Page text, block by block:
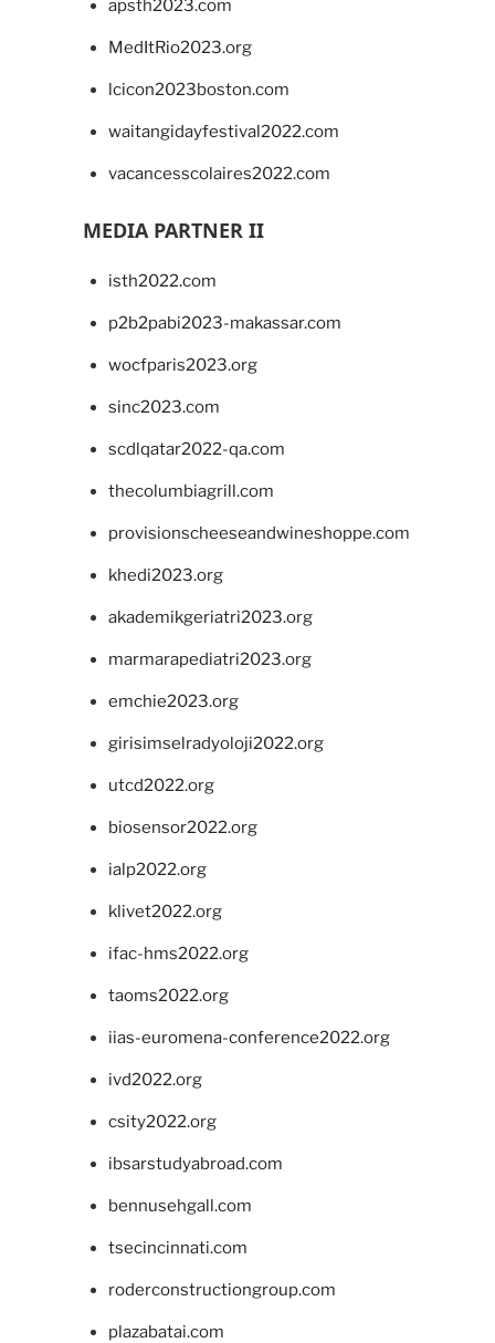
apsth2023.com
MedItRio2023.org
lcicon2023boston.com
waitangidayfestival2022.com
vacancesscolaires2022.com
MEDIA PARTNER II
isth2022.com
p2b2pabi2023-makassar.com
wocfparis2023.org
sinc2023.com
scdlqatar2022-qa.com
thecolumbiagrill.com
provisionscheeseandwineshoppe.com
khedi2023.org
akademikgeriatri2023.org
marmarapediatri2023.org
emchie2023.org
girisimselradyoloji2022.org
utcd2022.org
biosensor2022.org
ialp2022.org
klivet2022.org
ifac-hms2022.org
taoms2022.org
iias-euromena-conference2022.org
ivd2022.org
csity2022.org
ibsarstudyabroad.com
bennusehgall.com
tsecincinnati.com
roderconstructiongroup.com
plazabatai.com